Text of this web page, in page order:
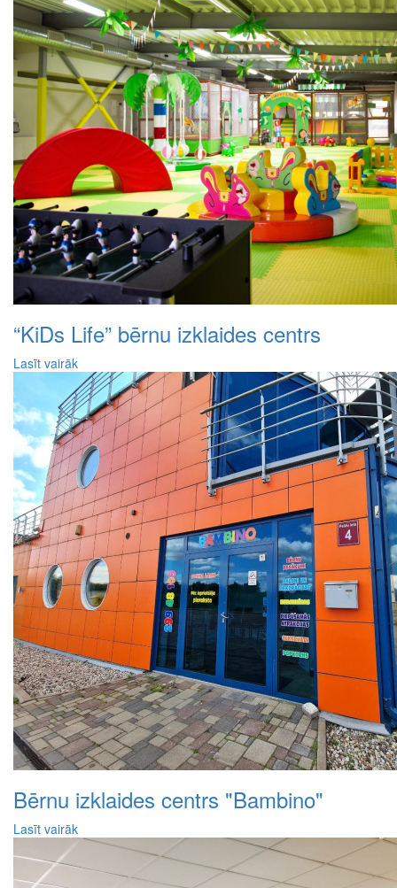
“KiDs Life” bērnu izklaides centrs
Lasīt vairāk
Bērnu izklaides centrs "Bambino"
Lasīt vairāk